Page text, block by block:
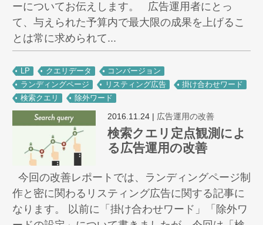
ーについてお伝えします。 広告運用者にとっ
て、与えられた予算内で最大限の成果を上げるこ
とは常に求められて...
LP クエリデータ
コンバージョン
ランディングページ
リスティング広告
掛け合わせワード
検索クエリ
除外ワード
2016.11.24 | 広告運用の改善
検索クエリ定点観測によ
る広告運用の改善
今回の改善レポートでは、ランディングページ制
作と密に関わるリスティング広告に関する記事に
なります。 以前に「掛け合わせワード」「除外ワ